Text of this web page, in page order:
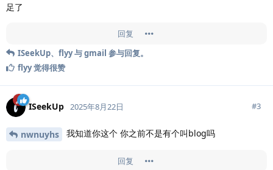
足了
回复
ISeekUp、 flyy与gmail 参与回复。
flyy觉得很赞
ISeekUp 2025年8月22日 #3
nwnuyhs 我知道你这个 你之前不是有个叫blog吗
回复